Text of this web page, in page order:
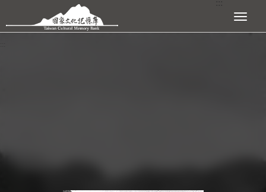
跳到主要內容區塊 展開選單